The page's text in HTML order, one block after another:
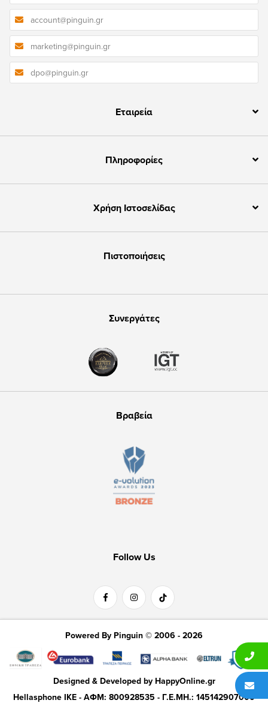
account@pinguin.gr
marketing@pinguin.gr
dpo@pinguin.gr
Εταιρεία
Πληροφορίες
Χρήση Ιστοσελίδας
Πιστοποιήσεις
Συνεργάτες
Βραβεία
Follow Us
Powered By Pinguin © 2006 - 2026
Designed & Developed by HappyOnline.gr
Hellasphone IKE - ΑΦΜ: 800928535 - Γ.Ε.ΜΗ.: 145142907000